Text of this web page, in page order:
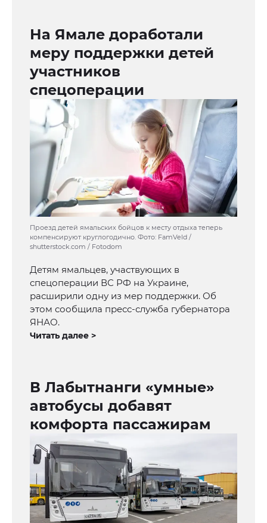
На Ямале доработали
меру поддержки детей
участников
спецоперации
Проезд детей ямальских бойцов к месту отдыха теперь
компенсируют круглогодично. Фото: FamVeld /
shutterstock.com / Fotodom
Детям ямальцев, участвующих в
спецоперации ВС РФ на Украине,
расширили одну из мер поддержки. Об
этом сообщила пресс-служба губернатора
ЯНАО.
Читать далее >
В Лабытнанги «умные»
автобусы добавят
комфорта пассажирам